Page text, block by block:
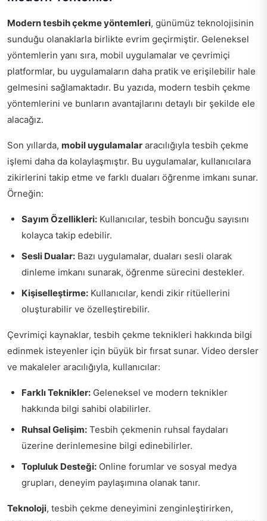
Modern tesbih çekme yöntemleri, günümüz teknolojisinin
sunduğu olanaklarla birlikte evrim geçirmiştir. Geleneksel
yöntemlerin yanı sıra, mobil uygulamalar ve çevrimiçi
platformlar, bu uygulamaların daha pratik ve erişilebilir hale
gelmesini sağlamaktadır. Bu yazıda, modern tesbih çekme
yöntemlerini ve bunların avantajlarını detaylı bir şekilde ele
alacağız.
Son yıllarda, mobil uygulamalar aracılığıyla tesbih çekme
işlemi daha da kolaylaşmıştır. Bu uygulamalar, kullanıcılara
zikirlerini takip etme ve farklı duaları öğrenme imkanı sunar.
Örneğin:
Sayım Özellikleri: Kullanıcılar, tesbih boncuğu sayısını
kolayca takip edebilir.
Sesli Dualar: Bazı uygulamalar, duaları sesli olarak
dinleme imkanı sunarak, öğrenme sürecini destekler.
Kişiselleştirme: Kullanıcılar, kendi zikir ritüellerini
oluşturabilir ve özelleştirebilir.
Çevrimiçi kaynaklar, tesbih çekme teknikleri hakkında bilgi
edinmek isteyenler için büyük bir fırsat sunar. Video dersler
ve makaleler aracılığıyla, kullanıcılar:
Farklı Teknikler: Geleneksel ve modern teknikler
hakkında bilgi sahibi olabilirler.
Ruhsal Gelişim: Tesbih çekmenin ruhsal faydaları
üzerine derinlemesine bilgi edinebilirler.
Topluluk Desteği: Online forumlar ve sosyal medya
grupları, deneyim paylaşımına olanak tanır.
Teknoloji, tesbih çekme deneyimini zenginleştirirken,